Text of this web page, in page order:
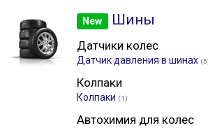
New Шины
Датчики колес
Датчик давления в шинах
Колпаки
Колпаки (1)
Автохимия для колес